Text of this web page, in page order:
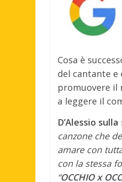
Cosa è
del cantante e
promuovere il
a leggere il
D’Alessio
canzone che
amare con
con la stessa
“OCCHIO x